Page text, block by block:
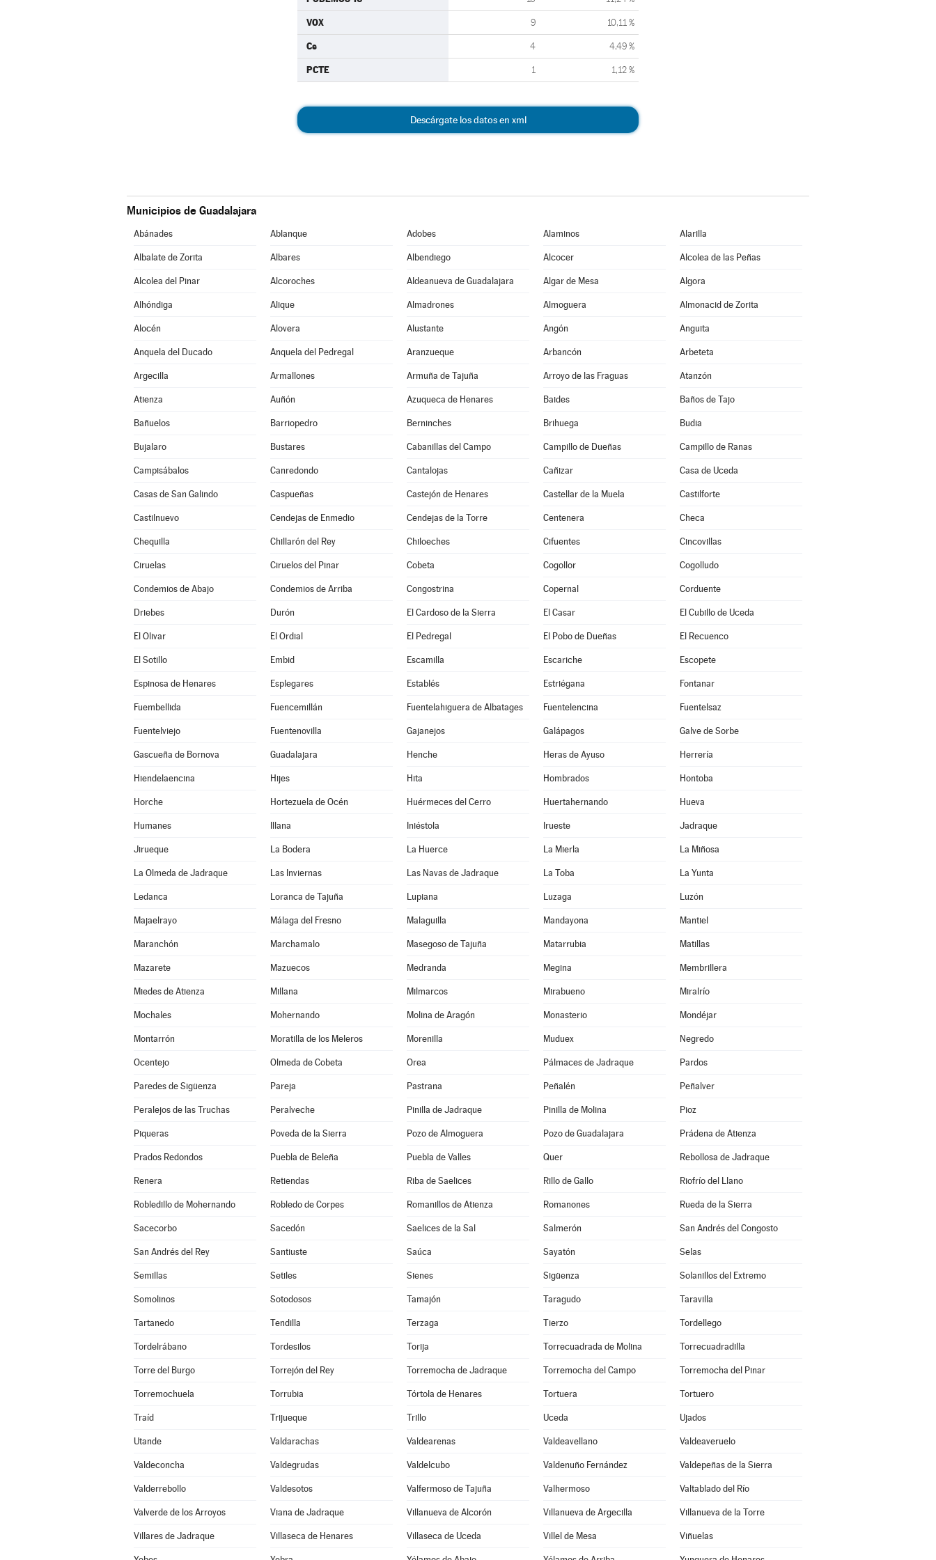
VOX 9 10,11 %
Cs 4 4,49 %
PCTE 1 1,12 %
Descárgate los datos en xml
Municipios de Guadalajara
Abánades Ablanque Adobes Alaminos Alarilla
Albalate de Zorita Albares Albendiego Alcocer Alcolea de las Peñas
Alcolea del Pinar Alcoroches Aldeanueva de Guadalajara Algar de Mesa Algora
Alhóndiga Alique Almadrones Almoguera Almonacid de Zorita
Alocén Alovera Alustante Angón Anguita
Anquela del Ducado Anquela del Pedregal Aranzueque Arbancón Arbeteta
Argecilla Armallones Armuña de Tajuña Arroyo de las Fraguas Atanzón
Atienza Auñón Azuqueca de Henares Baides Baños de Tajo
Bañuelos Barriopedro Berninches Brihuega Budia
Bujalaro Bustares Cabanillas del Campo Campillo de Dueñas Campillo de Ranas
Campisábalos Canredondo Cantalojas Cañizar Casa de Uceda
Casas de San Galindo Caspueñas Castejón de Henares Castellar de la Muela Castilforte
Castilnuevo Cendejas de Enmedio Cendejas de la Torre Centenera Checa
Chequilla Chillarón del Rey Chiloeches Cifuentes Cincovillas
Ciruelas Ciruelos del Pinar Cobeta Cogollor Cogolludo
Condemios de Abajo Condemios de Arriba Congostrina Copernal Corduente
Driebes Durón El Cardoso de la Sierra El Casar El Cubillo de Uceda
El Olivar El Ordial El Pedregal El Pobo de Dueñas El Recuenco
El Sotillo Embid Escamilla Escariche Escopete
Espinosa de Henares Esplegares Establés Estriégana Fontanar
Fuembellida Fuencemillán Fuentelahiguera de Albatages Fuentelencina Fuentelsaz
Fuentelviejo Fuentenovilla Gajanejos Galápagos Galve de Sorbe
Gascueña de Bornova Guadalajara Henche Heras de Ayuso Herrería
Hiendelaencina Hijes Hita Hombrados Hontoba
Horche Hortezuela de Océn Huérmeces del Cerro Huertahernando Hueva
Humanes Illana Iniéstola Irueste Jadraque
Jirueque La Bodera La Huerce La Mierla La Miñosa
La Olmeda de Jadraque Las Inviernas Las Navas de Jadraque La Toba La Yunta
Ledanca Loranca de Tajuña Lupiana Luzaga Luzón
Majaelrayo Málaga del Fresno Malaguilla Mandayona Mantiel
Maranchón Marchamalo Masegoso de Tajuña Matarrubia Matillas
Mazarete Mazuecos Medranda Megina Membrillera
Miedes de Atienza Millana Milmarcos Mirabueno Miralrío
Mochales Mohernando Molina de Aragón Monasterio Mondéjar
Montarrón Moratilla de los Meleros Morenilla Muduex Negredo
Ocentejo Olmeda de Cobeta Orea Pálmaces de Jadraque Pardos
Paredes de Sigüenza Pareja Pastrana Peñalén Peñalver
Peralejos de las Truchas Peralveche Pinilla de Jadraque Pinilla de Molina Pioz
Piqueras Poveda de la Sierra Pozo de Almoguera Pozo de Guadalajara Prádena de Atienza
Prados Redondos Puebla de Beleña Puebla de Valles Quer Rebollosa de Jadraque
Renera Retiendas Riba de Saelices Rillo de Gallo Riofrío del Llano
Robledillo de Mohernando Robledo de Corpes Romanillos de Atienza Romanones Rueda de la Sierra
Sacecorbo Sacedón Saelices de la Sal Salmerón San Andrés del Congosto
San Andrés del Rey Santiuste Saúca Sayatón Selas
Semillas Setiles Sienes Sigüenza Solanillos del Extremo
Somolinos Sotodosos Tamajón Taragudo Taravilla
Tartanedo Tendilla Terzaga Tierzo Tordellego
Tordelrábano Tordesilos Torija Torrecuadrada de Molina Torrecuadradilla
Torre del Burgo Torrejón del Rey Torremocha de Jadraque Torremocha del Campo Torremocha del Pinar
Torremochuela Torrubia Tórtola de Henares Tortuera Tortuero
Traíd Trijueque Trillo Uceda Ujados
Utande Valdarachas Valdearenas Valdeavellano Valdeaveruelo
Valdeconcha Valdegrudas Valdelcubo Valdenuño Fernández Valdepeñas de la Sierra
Valderrebollo Valdesotos Valfermoso de Tajuña Valhermoso Valtablado del Río
Valverde de los Arroyos Viana de Jadraque Villanueva de Alcorón Villanueva de Argecilla Villanueva de la Torre
Villares de Jadraque Villaseca de Henares Villaseca de Uceda Villel de Mesa Viñuelas